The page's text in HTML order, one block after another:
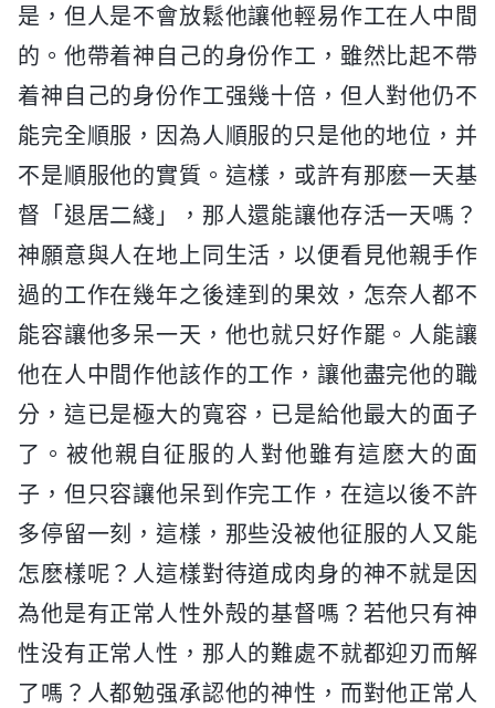
是，但人是不會放鬆他讓他輕易作工在人中間
的。他帶着神自己的身份作工，雖然比起不帶
着神自己的身份作工强幾十倍，但人對他仍不
能完全順服，因為人順服的只是他的地位，并
不是順服他的實質。這樣，或許有那麽一天基
督「退居二綫」，那人還能讓他存活一天嗎？
神願意與人在地上同生活，以便看見他親手作
過的工作在幾年之後達到的果效，怎奈人都不
能容讓他多呆一天，他也就只好作罷。人能讓
他在人中間作他該作的工作，讓他盡完他的職
分，這已是極大的寬容，已是給他最大的面子
了。被他親自征服的人對他雖有這麽大的面
子，但只容讓他呆到作完工作，在這以後不許
多停留一刻，這樣，那些没被他征服的人又能
怎麽樣呢？人這樣對待道成肉身的神不就是因
為他是有正常人性外殻的基督嗎？若他只有神
性没有正常人性，那人的難處不就都迎刃而解
了嗎？人都勉强承認他的神性，而對他正常人